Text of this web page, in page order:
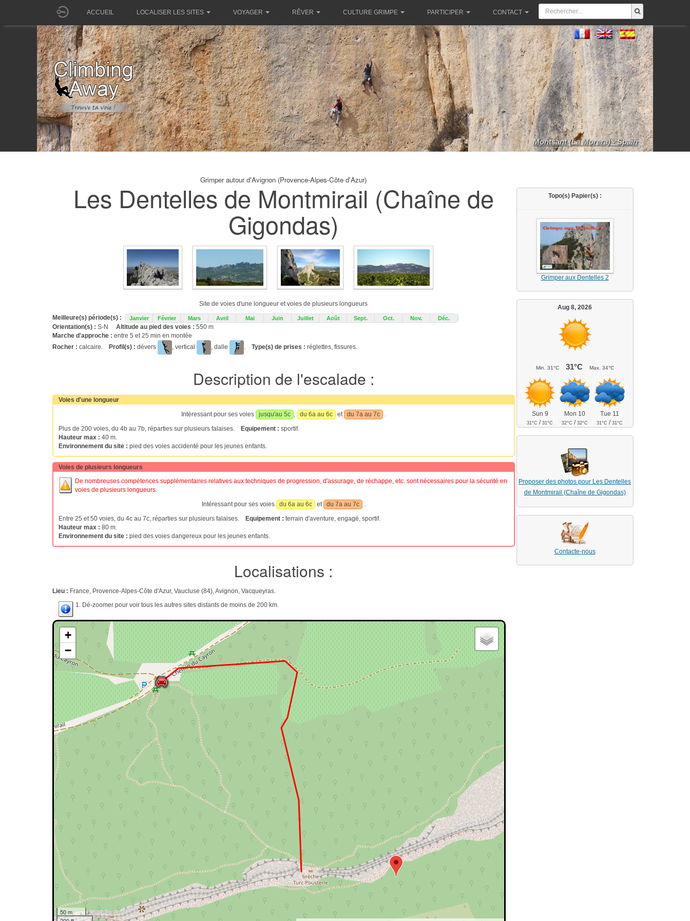
ACCUEIL LOCALISER LES SITES VOYAGER RÊVER CULTURE GRIMPE PARTICIPER CONTACT
Montsant (La Morera) - Spain
Grimper autour d'Avignon (Provence-Alpes-Côte d'Azur)
Les Dentelles de Montmirail (Chaîne de
Gigondas)
Site de voies d'une longueur et voies de plusieurs longueurs
Meilleure(s) période(s) :
Janvier Février Mars Avril Mai Juin Juillet Août Sept. Oct. Nov. Déc.
Orientation(s) : S-N Altitude au pied des voies : 550 m
Marche d'approche : entre 5 et 25 min en montée
Rocher : calcaire. Profil(s) : dévers , vertical , dalle . Type(s) de prises : réglettes, fissures.
Description de l'escalade :
Voies d'une longueur
Intéressant pour ses voies
jusqu'au 5c , du 6a au 6c et du 7a au 7c
.
Plus de 200 voies, du 4b au 7b, réparties sur plusieurs falaises.
Equipement : sportif.
Hauteur max : 40 m.
Environnement du site : pied des voies accidenté pour les jeunes enfants.
Voies de plusieurs longueurs
De nombreuses compétences supplémentaires relatives aux techniques de progression, d'assurage, de réchappe, etc. sont nécessaires pour la sécurité en
voies de plusieurs longueurs.
Intéressant pour ses voies
du 6a au 6c et du 7a au 7c
.
Entre 25 et 50 voies, du 4c au 7c, réparties sur plusieurs falaises.
Equipement : terrain d'aventure, engagé, sportif.
Hauteur max : 80 m.
Environnement du site : pied des voies dangereux pour les jeunes enfants.
Localisations :
Lieu : France, Provence-Alpes-Côte d'Azur, Vaucluse (84), Avignon, Vacqueyras.
1. Dé-zoomer pour voir tous les autres sites distants de moins de 200 km.
+
−
50 m
Topo(s) Papier(s) :
Grimper aux Dentelles 2
Aug 8, 2026
Min. 31°C 31°C Max. 34°C
Sun 9
31°C /31°C
Mon 10
32°C /32°C
Tue 11
31°C /31°C
Proposer des photos pour Les Dentelles
de Montmirail (Chaîne de Gigondas)
Contacte-nous